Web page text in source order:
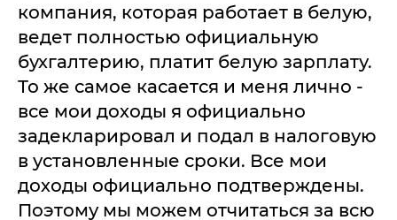
компания, которая работает в белую,
ведет полностью официальную
бухгалтерию, платит белую зарплату.
То же самое касается и меня лично -
все мои доходы я официально
задекларировал и подал в налоговую
в установленные сроки. Все мои
доходы официально подтверждены.
Поэтому мы можем отчитаться за всю